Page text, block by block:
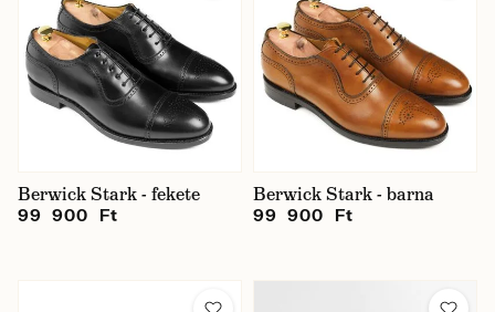
Berwick Stark - fekete
99 900 Ft
Berwick Stark - barna
99 900 Ft